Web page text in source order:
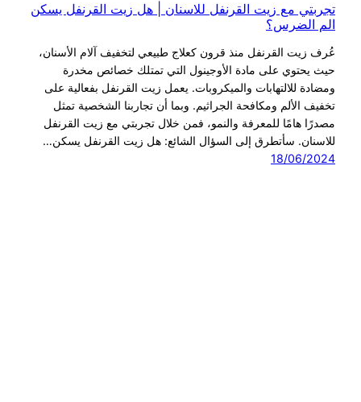
تجربتي مع زيت القرنفل للاسنان | هل زيت القرنفل يسكن
الم الضرس؟
عُرف زيت القرنفل منذ قرون كعلاج طبيعي لتخفيف آلام الأسنان،
حيث يحتوي على مادة الأوجينول التي تمتلك خصائص مخدرة
ومضادة للالتهابات والميكروبات. يعمل زيت القرنفل بفعالية على
تخفيف الألم ومكافحة الجراثيم. وبما أن تجاربنا الشخصية تمثل
مصدرًا هامًا للمعرفة والنمو، فمن خلال تجربتي مع زيت القرنفل
للاسنان. سأتطرق إلى السؤال الشائع: هل زيت القرنفل يسكن…
18/06/2024